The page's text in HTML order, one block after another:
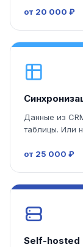
от 20 000 ₽
Данные из
таблицы. Или
от 25 000 ₽
Self-hosted